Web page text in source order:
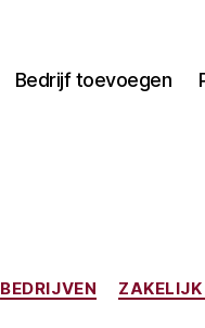
Bedrijf toevoegen
BEDRIJVEN ZAKELIJK